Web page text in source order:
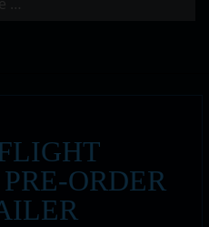
ORDER